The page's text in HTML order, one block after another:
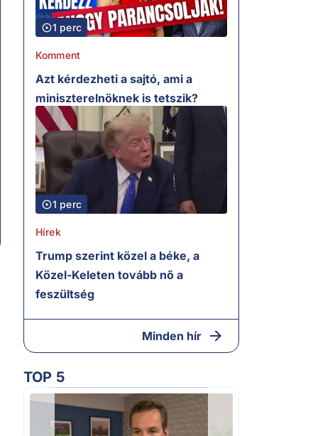
1 perc
Komment
Azt kérdezheti a sajtó, ami a
miniszterelnöknek is tetszik?
1 perc
Hírek
Trump szerint közel a béke, a
Közel-Keleten tovább nő a
feszültség
Minden hír
TOP 5